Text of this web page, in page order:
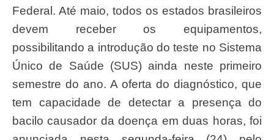
Federal. Até maio, todos os estados brasileiros
devem receber os equipamentos,
possibilitando a introdução do teste no Sistema
Único de Saúde (SUS) ainda neste primeiro
semestre do ano. A oferta do diagnóstico, que
tem capacidade de detectar a presença do
bacilo causador da doença em duas horas, foi